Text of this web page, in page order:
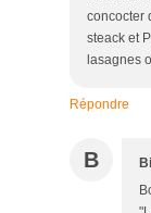
concocter
steack et
lasagnes
Répondre
B